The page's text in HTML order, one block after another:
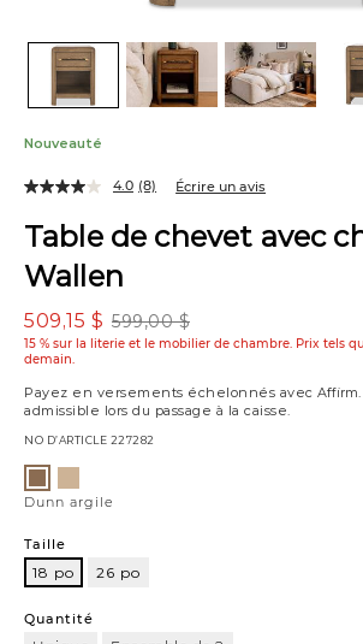
Nouveauté
Table de chevet avec
Wallen
599,00 $
509,15 $
15 % sur la literie et le mobilier de chambre. Prix tels
demain.
Payez en versements échelonnés avec Affirm
admissible lors du passage à la caisse.
NO D’ARTICLE 227282
4.0 (8) Écrire un avis
Variations
argilegingembre
Dunn argile
Taille
18 po 26 po
po
Quantité